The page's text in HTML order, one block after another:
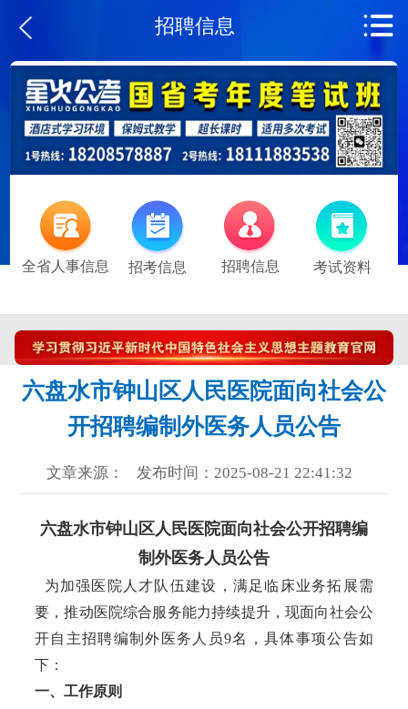
招聘信息
全省人事信息 招考信息 招聘信息 考试资料
六盘水市钟山区人民医院面向社会公
开招聘编制外医务人员公告
文章来源： 发布时间：2025-08-21 22:41:32
六盘水市钟山区人民医院面向社会公开招聘编
制外医务人员公告
为加强医院人才队伍建设，满足临床业务拓展需
要，推动医院综合服务能力持续提升，现面向社会公
开自主招聘编制外医务人员9名，具体事项公告如
下：
一、工作原则